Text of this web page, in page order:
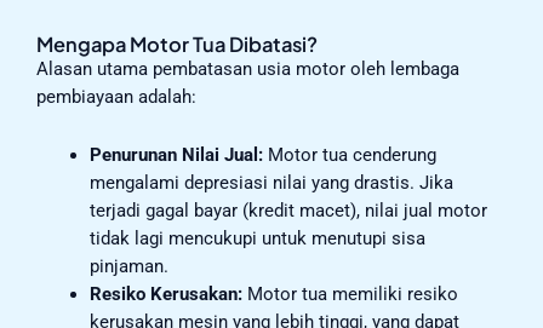
Mengapa Motor Tua Dibatasi?
Alasan utama pembatasan usia motor oleh lembaga
pembiayaan adalah:
Penurunan Nilai Jual:Motor tua cenderung
mengalami depresiasi nilai yang drastis. Jika
terjadi gagal bayar (kredit macet), nilai jual motor
tidak lagi mencukupi untuk menutupi sisa
pinjaman.
Resiko Kerusakan:Motor tua memiliki resiko
kerusakan mesin yang lebih tinggi, yang dapat